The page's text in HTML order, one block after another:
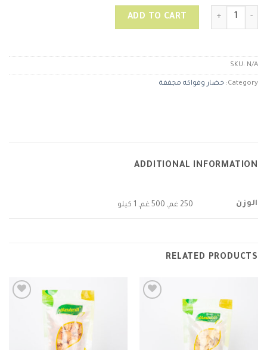
كرز مجفف quantity
ADD TO CART
SKU: N/A
Category: خضار وفواكه مجففة
ADDITIONAL INFORMATION
الوزن 250 غم, 500 غم, 1 كيلو
RELATED PRODUCTS